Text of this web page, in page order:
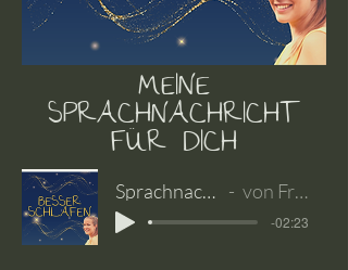
MEINE
SPRACHNACHRICHT
FÜR DICH
Sprachnachricht Website von Franzi für dich
-02:23